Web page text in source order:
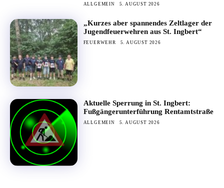
ALLGEMEIN 5. AUGUST 2026
„Kurzes aber spannendes Zeltlager der
Jugendfeuerwehren aus St. Ingbert“
FEUERWEHR 5. AUGUST 2026
Aktuelle Sperrung in St. Ingbert:
Fußgängerunterführung Rentamtstraße
ALLGEMEIN 5. AUGUST 2026